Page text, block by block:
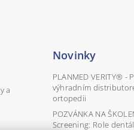
a
Novinky
PLANMED VERITY® -
výhradním
ortopedii
POZVÁNKA NA
Screening: Role